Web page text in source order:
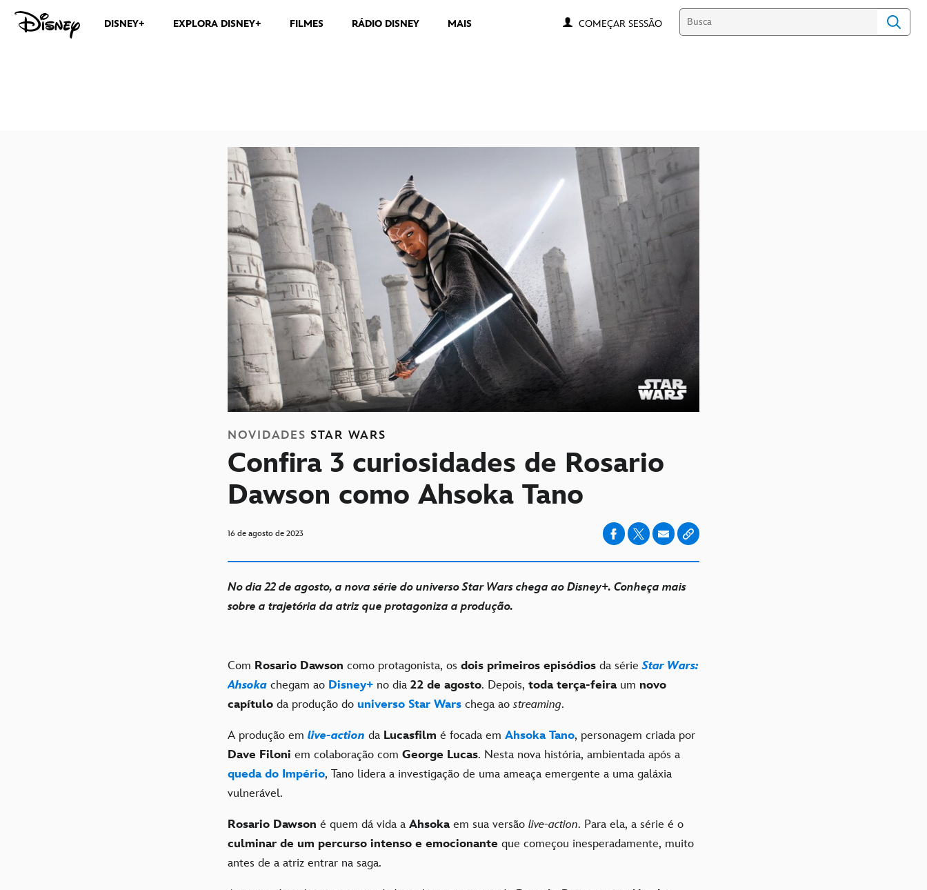
DISNEY+ EXPLORA DISNEY+ FILMES RÁDIO DISNEY MAIS COMEÇAR SESSÃO
NOVIDADES STAR WARS
Confira 3 curiosidades de Rosario
Dawson como Ahsoka Tano
16 de agosto de 2023
No dia 22 de agosto, a nova série do universo Star Wars chega ao Disney+. Conheça mais
sobre a trajetória da atriz que protagoniza a produção.
Com Rosario Dawson como protagonista, os dois primeiros episódios da sérieStar Wars:
Ahsoka chegam ao Disney+ no dia 22 de agosto. Depois, toda terça-feiraum novo
capítulo da produção do universo Star Wars chega aostreaming.
A produção em live-action da Lucasfilm é focada em Ahsoka Tano, personagem criada por
Dave Filoni em colaboração com George Lucas. Nesta nova história, ambientada após a
queda do Império, Tano lidera a investigação de uma ameaça emergente a uma galáxia
vulnerável.
Rosario Dawson é quem dá vida a Ahsoka em sua versão live-action. Para ela, a série é o
culminar de um percurso intenso e emocionante que começou inesperadamente, muito
antes de a atriz entrar na saga.